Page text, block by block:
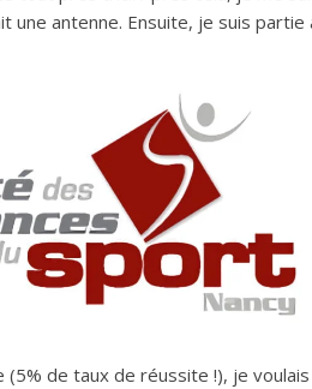
antenne. Ensuite, je suis
de taux de réussite !), je